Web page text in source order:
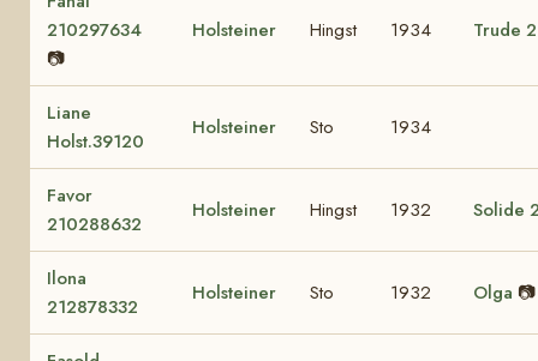
210297634
📷
Holsteiner Hingst 1934 Trude
Liane
Holst.39120
Holsteiner Sto 1934
Favor
210288632
Holsteiner Hingst 1932 Solide
Ilona
212878332
Holsteiner Sto 1932 Olga 📷